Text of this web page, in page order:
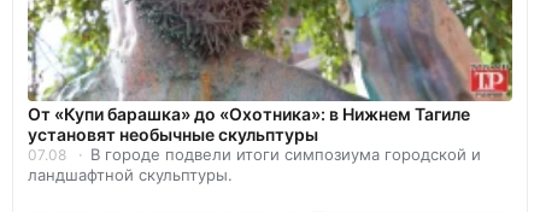
От «Купи барашка» до «Охотника»: в Нижнем Тагиле
установят необычные скульптуры
07.08
В городе подвели итоги симпозиума городской и
ландшафтной скульптуры.